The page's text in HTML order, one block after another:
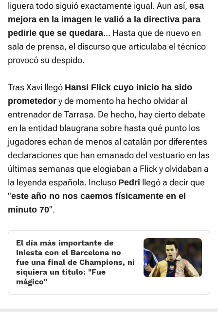
liguera todo siguió exactamente igual. Aun así, esa
mejora en la imagen le valió a la directiva para
pedirle que se quedara... Hasta que de nuevo en
sala de prensa, el discurso que articulaba el técnico
provocó su despido.
Tras Xavi llegó Hansi Flick cuyo inicio ha sido
prometedor y de momento ha hecho olvidar al
entrenador de Tarrasa. De hecho, hay cierto debate
en la entidad blaugrana sobre hasta qué punto los
jugadores echan de menos al catalán por diferentes
declaraciones que han emanado del vestuario en las
últimas semanas que elogiaban a Flick y olvidaban a
la leyenda española. Incluso Pedri llegó a decir que
"este año no nos caemos físicamente en el
minuto 70".
El día más importante de
Iniesta con el Barcelona no
fue una final de Champions, ni
siquiera un título: «Fue
mágico»